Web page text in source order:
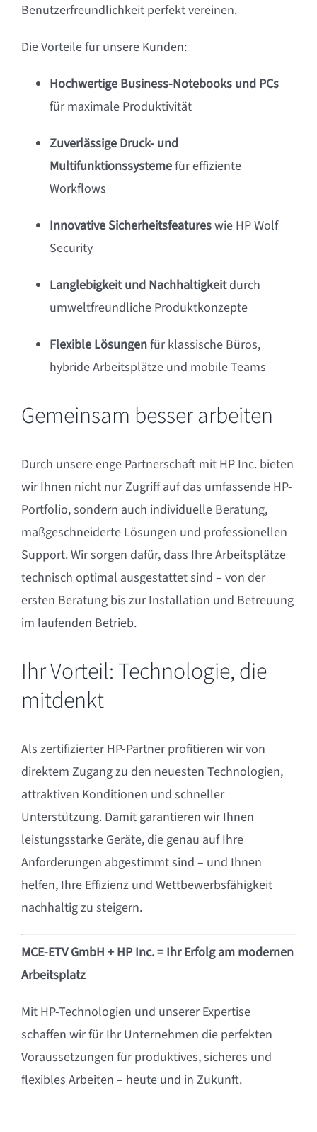
Benutzerfreundlichkeit perfekt vereinen.
Die Vorteile für unsere Kunden:
Hochwertige Business-Notebooks und PCs
für maximale Produktivität
Zuverlässige Druck- und
Multifunktionssystemefür effiziente
Workflows
Innovative Sicherheitsfeatureswie HP Wolf
Security
Langlebigkeit und Nachhaltigkeitdurch
umweltfreundliche Produktkonzepte
Flexible Lösungenfür klassische Büros,
hybride Arbeitsplätze und mobile Teams
Gemeinsam besser arbeiten
Durch unsere enge Partnerschaft mit HP Inc. bieten
wir Ihnen nicht nur Zugriff auf das umfassende HP-
Portfolio, sondern auch individuelle Beratung,
maßgeschneiderte Lösungen und professionellen
Support. Wir sorgen dafür, dass Ihre Arbeitsplätze
technisch optimal ausgestattet sind – von der
ersten Beratung bis zur Installation und Betreuung
im laufenden Betrieb.
Ihr Vorteil: Technologie, die
mitdenkt
Als zertifizierter HP-Partner profitieren wir von
direktem Zugang zu den neuesten Technologien,
attraktiven Konditionen und schneller
Unterstützung. Damit garantieren wir Ihnen
leistungsstarke Geräte, die genau auf Ihre
Anforderungen abgestimmt sind – und Ihnen
helfen, Ihre Effizienz und Wettbewerbsfähigkeit
nachhaltig zu steigern.
MCE-ETV GmbH + HP Inc. = Ihr Erfolg am modernen
Arbeitsplatz
Mit HP-Technologien und unserer Expertise
schaffen wir für Ihr Unternehmen die perfekten
Voraussetzungen für produktives, sicheres und
flexibles Arbeiten – heute und in Zukunft.